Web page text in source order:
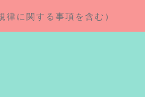
に関する事項を含む）